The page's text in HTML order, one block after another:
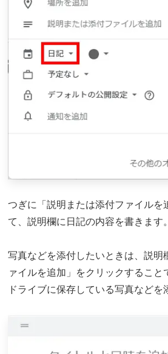
つぎに「説明または添付ファイルを
て、説明欄に日記の内容を書きます。
写真などを添付したいときは、説明
ァイルを追加」をクリックすること
ドライブに保存している写真などを